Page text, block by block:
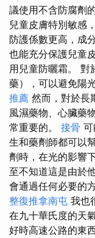
議使用不含防腐劑
兒童皮膚特別敏感
防護係數更高，成
也能充分保護兒童
用兒童防曬霜。 對
藥），可以避免陽
推薦 然而，對於長
風濕藥物、心臟藥
常重要的。 接骨
生和藥劑師都可以
劑時，在光的影響
至不知道這是由於
會通過任何必要的
整復推拿南屯 我也
在九十華氏度的天
好時高速公路的東